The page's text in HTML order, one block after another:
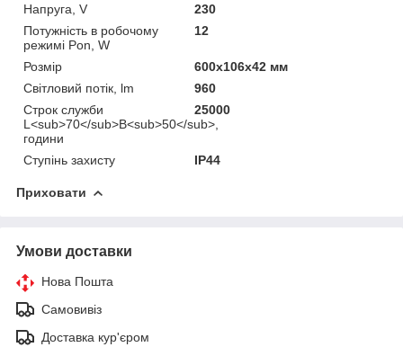
Напруга, V
230
Потужність в робочому
режимі Pon, W
12
Розмір
600x106x42 мм
Світловий потік, lm
960
Строк служби
L<sub>70</sub>B<sub>50</sub>,
години
25000
Ступінь захисту IP44
Приховати
Умови доставки
Нова Пошта
Самовивіз
Доставка кур'єром